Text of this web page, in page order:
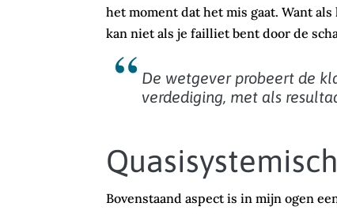
het moment dat het mis gaat. Want
kan niet als je failliet bent door de
De wetgever probeert de
verdediging, met als
Bovenstaand aspect is in mijn ogen